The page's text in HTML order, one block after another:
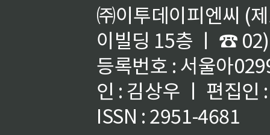
㈜이투데이피엔씨 (
이빌딩 15층 ㅣ ☎
등록번호 : 서울아
인 : 김상우 ㅣ 편집인
ISSN : 2951-4681